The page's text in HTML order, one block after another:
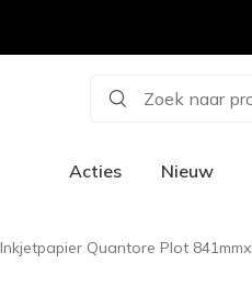
Zoek naar
Acties Nieuw
Inkjetpapier Quantore Plot